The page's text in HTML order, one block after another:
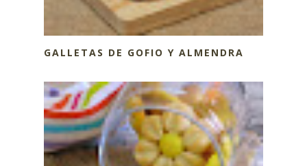
GALLETAS DE GOFIO Y ALMENDRA